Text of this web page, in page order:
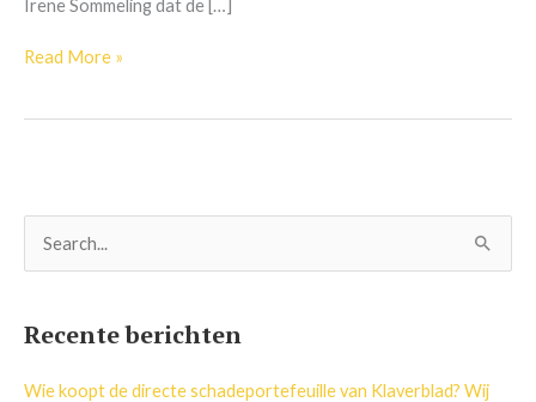
Irene Sommeling dat de […]
Read More »
n
Recente berichten
Wie koopt de directe schadeportefeuille van Klaverblad? Wij